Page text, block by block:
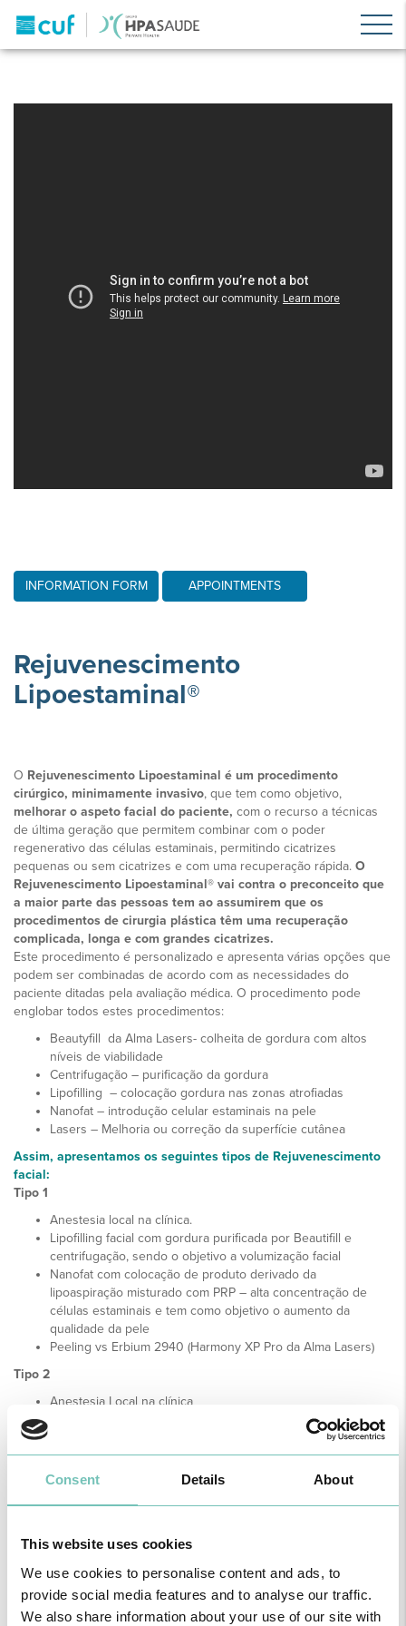
Consent Details About
This website uses cookies
We use cookies to personalise content and ads, to
provide social media features and to analyse our traffic.
We also share information about your use of our site with
INFORMATION FORM APPOINTMENTS
Rejuvenescimento
Lipoestaminal®
O Rejuvenescimento Lipoestaminal é um procedimento
cirúrgico, minimamente invasivo, que tem como objetivo,
melhorar o aspeto facial do paciente, com o recurso a técnicas
de última geração que permitem combinar com o poder
regenerativo das células estaminais, permitindo cicatrizes
pequenas ou sem cicatrizes e com uma recuperação rápida. O
Rejuvenescimento Lipoestaminal® vai contra o preconceito que
a maior parte das pessoas tem ao assumirem que os
procedimentos de cirurgia plástica têm uma recuperação
complicada, longa e com grandes cicatrizes.
Este procedimento é personalizado e apresenta várias opções que
podem ser combinadas de acordo com as necessidades do
paciente ditadas pela avaliação médica. O procedimento pode
englobar todos estes procedimentos:
Beautyfill da Alma Lasers- colheita de gordura com altos
níveis de viabilidade
Centrifugação – purificação da gordura
Lipofilling – colocação gordura nas zonas atrofiadas
Nanofat – introdução celular estaminais na pele
Lasers – Melhoria ou correção da superfície cutânea
Assim, apresentamos os seguintes tipos de Rejuvenescimento
facial:
Tipo 1
Anestesia local na clínica.
Lipofilling facial com gordura purificada por Beautifill e
centrifugação, sendo o objetivo a volumização facial
Nanofat com colocação de produto derivado da
lipoaspiração misturado com PRP – alta concentração de
células estaminais e tem como objetivo o aumento da
qualidade da pele
Peeling vs Erbium 2940 (Harmony XP Pro da Alma Lasers)
Tipo 2
Anestesia Local na clínica
Lipo do pescoço
Blefaroplastia superior
Sedação em bloco
Igual ao Tipo 2
Lifting endoscópico frontal ou facial
Lifting do pescoço (cicatriz apenas submentoniana)
Blefaroplastia inferior